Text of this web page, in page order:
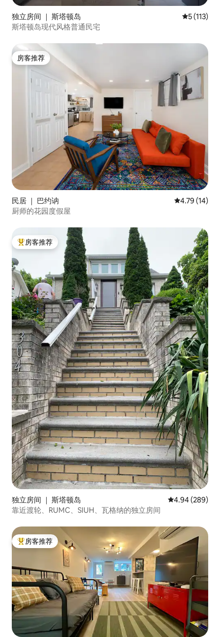
独立房间 ｜ 斯塔顿岛 平均评分 5
5 (113)
斯塔顿岛现代风格普通民宅
房客推荐
房客推荐
民居 ｜ 巴约讷 平均评分
4.79 (14)
厨师的花园度假屋
热门「房客推荐」
房客推荐
独立房间 ｜ 斯塔顿岛 平均评分 4.94
4.94 (289)
靠近渡轮、RUMC、SIUH、瓦格纳的独立房间
热门「房客推荐」
房客推荐